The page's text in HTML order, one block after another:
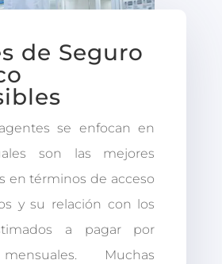
de Seguro
se enfocan en
son las mejores
en términos de acceso
y su relación con los
a pagar por
Muchas